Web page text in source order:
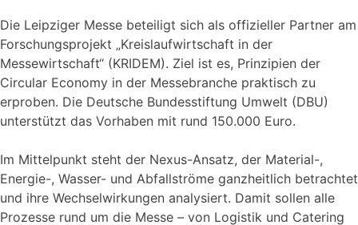
Die Leipziger Messe beteiligt sich als offizieller Partner am
Forschungsprojekt „Kreislaufwirtschaft in der
Messewirtschaft“ (KRIDEM). Ziel ist es, Prinzipien der
Circular Economy in der Messebranche praktisch zu
erproben. Die Deutsche Bundesstiftung Umwelt (DBU)
unterstützt das Vorhaben mit rund 150.000 Euro.
Im Mittelpunkt steht der Nexus-Ansatz, der Material-,
Energie-, Wasser- und Abfallströme ganzheitlich betrachtet
und ihre Wechselwirkungen analysiert. Damit sollen alle
Prozesse rund um die Messe – von Logistik und Catering